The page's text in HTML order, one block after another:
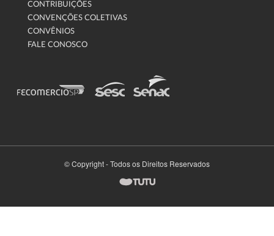
CONTRIBUIÇÕES
CONVENÇÕES COLETIVAS
CONVÊNIOS
FALE CONOSCO
© Copyright - Todos os Direitos Reservados